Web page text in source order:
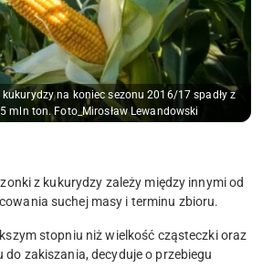
kukurydzy na koniec sezonu 2016/17 spadły z
mln ton. Foto_Mirosław Lewandowski
z kukurydzy zależy między innymi od
suchej masy i terminu zbioru.
stopniu niż wielkość cząsteczki oraz
zakiszania, decyduje o przebiegu